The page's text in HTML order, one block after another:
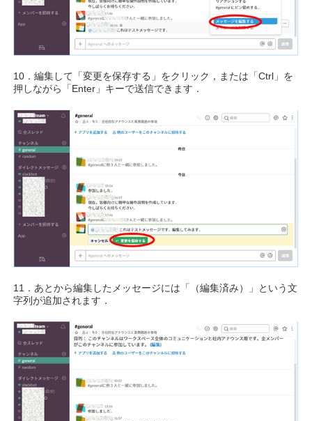
10．編集して「変更を保存する」をクリック，または「Ctrl」を
押しながら「Enter」キーで送信できます．
11．あとから編集したメッセージには「（編集済み）」という文
字列が追加されます．